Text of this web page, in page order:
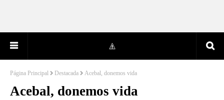
Página Principal Destacada Acebal, donemos vida
Acebal, donemos vida